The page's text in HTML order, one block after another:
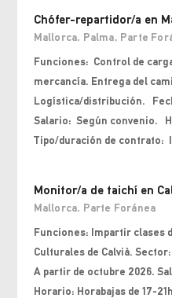
Chófer-repartidor/a en
Mallorca, Palma, Parte
Funciones: Control de
mercancía. Entrega del
Logística/distribución.
Salario: Según convenio.
Tipo/duración de contrato:
Monitor/a de taichí en
Mallorca, Parte Foránea
Funciones: Impartir clases
Culturales de Calvià.
A partir de octubre 2026.
Horario: Horabajas de 17-